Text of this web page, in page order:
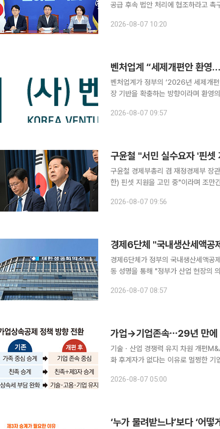
공급 후속 법안 처리에 협조하라고 촉구했다. 한 직무대행은 7일 국회에서 열린 원
라”고 밝혔다. 그는 “윤석열
2026-08-07 10:20
벤처업계 “세제개편안 환영
벤처업계가 정부의 ‘2026년 세제개
장 기반을 확충하는 방향이라며 환영의 뜻을 밝혔다. 벤처기업협회와
다”고 평가했다. 이들 단체
2026-08-07 09:57
구윤철 "서민 실수요자 '핀
구윤철 경제부총리 겸 재정경제부 장
한) 핀셋 지원을 고민 중"이라며 조만간 대책을 내
다는 주장이 나온다'는 지적에 대해 "
2026-08-07 09:56
경제6단체 "국내생산세액
경제6단체가 정부의 국내생산세액공제 신설
동 성명을 통해 "정부가 산업 현장의
생산기반을 자국에 유치하기 위해 경
2026-08-07 08:57
가업→기업존속⋯29년 만에
기술ㆍ산업 경쟁력 유지 차원 개편
화 후계자가 없다는 이유로 멀쩡한 기업이 문을 닫고, 수십 년 쌓은 기술과 일자리까지 사라지는 ‘승
해온 가업 승계 세제를 기업 자체를
2026-08-07 05:00
‘누가 물려받느냐’보다 ‘어